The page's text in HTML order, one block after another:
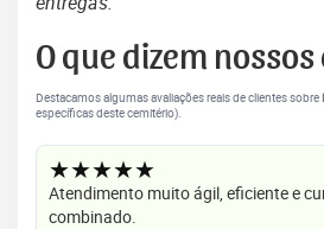
O que dizem
Destacamos algumas avaliações reais de clientes sobre
específicas deste cemitério).
★★★★★
Atendimento muito ágil, eficiente e
combinado.